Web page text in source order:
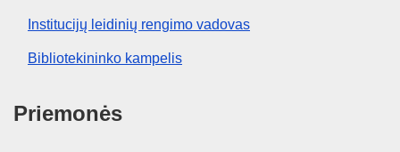
Institucijų leidinių rengimo vadovas
Bibliotekininko kampelis
Priemonės